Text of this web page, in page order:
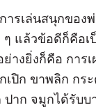
เล่นสนุกของ
ๆ แล้วข้อดีก็คือ
างยิ่งก็คือ การ
เปิก ขาพลิก กร
าก จมูกได้รับ